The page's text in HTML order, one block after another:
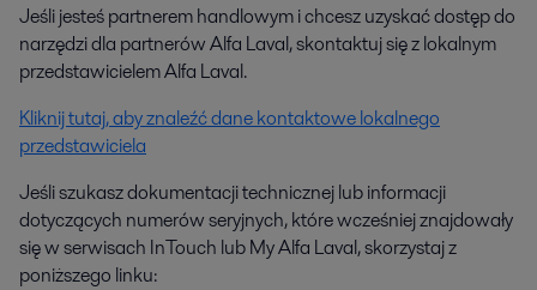
Jeśli jesteś partnerem handlowym i chcesz uzyskać dostęp do
narzędzi dla partnerów Alfa Laval, skontaktuj się z lokalnym
przedstawicielem Alfa Laval.
Kliknij tutaj, aby znaleźć dane kontaktowe lokalnego
przedstawiciela
Jeśli szukasz dokumentacji technicznej lub informacji
dotyczących numerów seryjnych, które wcześniej znajdowały
się w serwisach InTouch lub My Alfa Laval, skorzystaj z
poniższego linku: